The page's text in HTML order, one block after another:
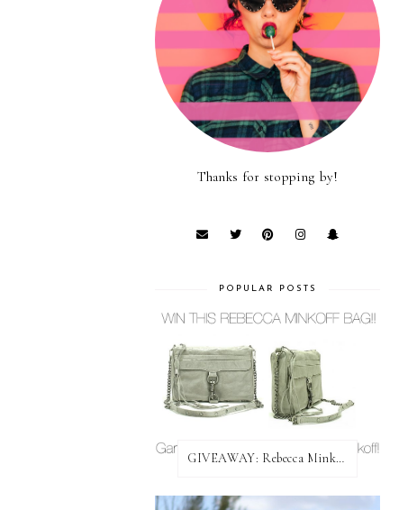
Thanks for stopping by!
POPULAR POSTS
GIVEAWAY: Rebecca Minkoff Bag!